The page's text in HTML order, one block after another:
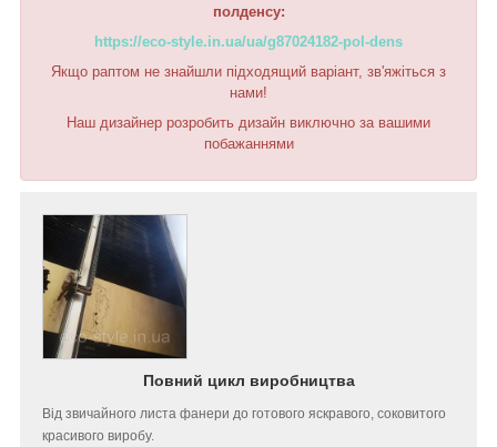
полденсу:
https://eco-style.in.ua/ua/g87024182-pol-dens
Якщо раптом не знайшли підходящий варіант, зв'яжіться з
нами!
Наш дизайнер розробить дизайн виключно за вашими
побажаннями
Повний цикл виробництва
Від звичайного листа фанери до готового яскравого, соковитого
красивого виробу.